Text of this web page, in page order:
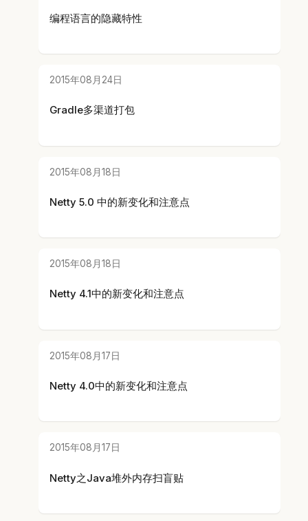
编程语言的隐藏特性
2015年08月24日
Gradle多渠道打包
2015年08月18日
Netty 5.0 中的新变化和注意点
2015年08月18日
Netty 4.1中的新变化和注意点
2015年08月17日
Netty 4.0中的新变化和注意点
2015年08月17日
Netty之Java堆外内存扫盲贴